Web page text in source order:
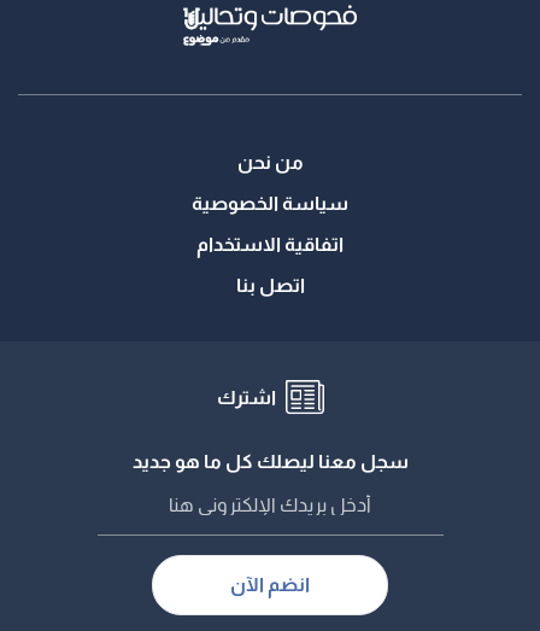
من نحن
سياسة الخصوصية
اتفاقية الاستخدام
اتصل بنا
اشترك
سجل معنا ليصلك كل ما هو جديد
انضم الآن